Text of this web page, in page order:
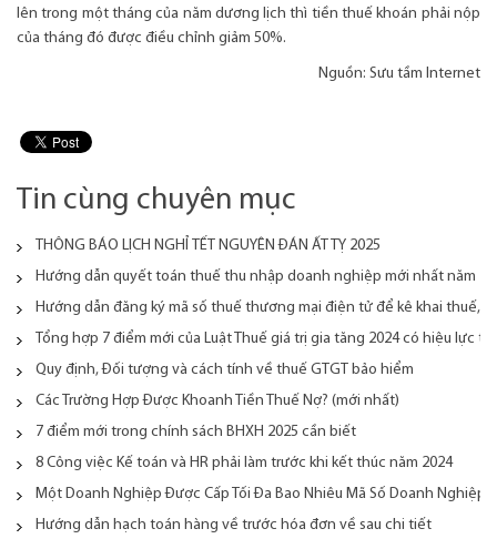
lên trong một tháng của năm dương lịch thì tiền thuế khoán phải nộp
của tháng đó được điều chỉnh giảm 50%.
Nguồn: Sưu tầm Internet
Tin cùng chuyên mục
THÔNG BÁO LỊCH NGHỈ TẾT NGUYÊN ĐÁN ẤT TỴ 2025
Hướng dẫn quyết toán thuế thu nhập doanh nghiệp mới nhất năm
Hướng dẫn đăng ký mã số thuế thương mại điện tử để kê khai thuế,
Tổng hợp 7 điểm mới của Luật Thuế giá trị gia tăng 2024 có hiệu lực từ
Quy định, Đối tượng và cách tính về thuế GTGT bảo hiểm
Các Trường Hợp Được Khoanh Tiền Thuế Nợ? (mới nhất)
7 điểm mới trong chính sách BHXH 2025 cần biết
8 Công việc Kế toán và HR phải làm trước khi kết thúc năm 2024
Một Doanh Nghiệp Được Cấp Tối Đa Bao Nhiêu Mã Số Doanh Nghiệp
Hướng dẫn hạch toán hàng về trước hóa đơn về sau chi tiết